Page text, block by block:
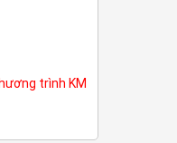
trình KM